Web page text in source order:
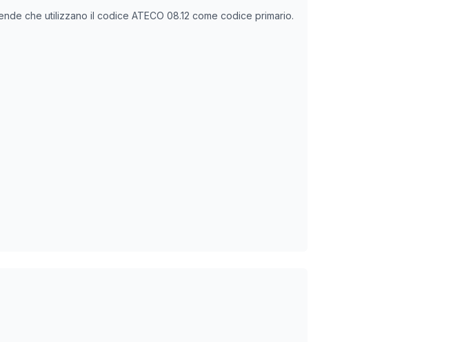
che utilizzano il codice ATECO 08.12 come codice primario.
aziende